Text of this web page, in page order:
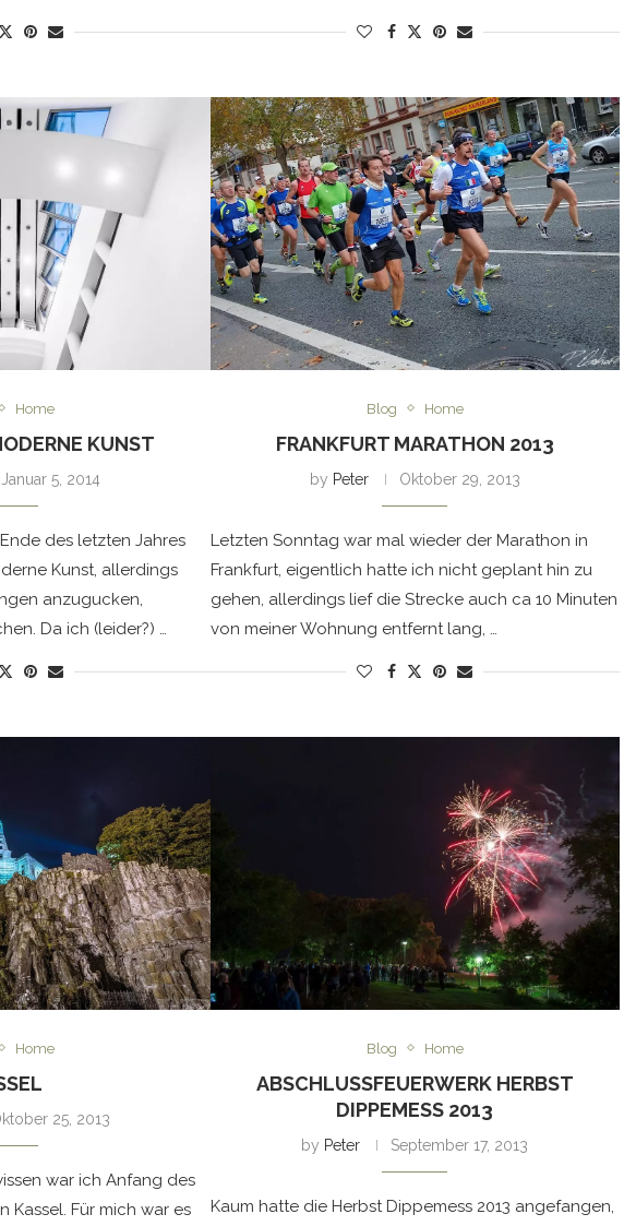
Home
KUNST
Januar 5, 2014
des letzten Jahres
Kunst, allerdings
anzugucken,
Da ich (leider?) …
Blog Home
FRANKFURT MARATHON 2013
by Peter Oktober 29, 2013
Letzten Sonntag war mal wieder der Marathon in
Frankfurt, eigentlich hatte ich nicht geplant hin zu
gehen, allerdings lief die Strecke auch ca 10 Minuten
von meiner Wohnung entfernt lang, …
Home
25, 2013
war ich Anfang des
Kassel. Für mich war es
Blog Home
ABSCHLUSSFEUERWERK HERBST
DIPPEMESS 2013
by Peter September 17, 2013
Kaum hatte die Herbst Dippemess 2013 angefangen,